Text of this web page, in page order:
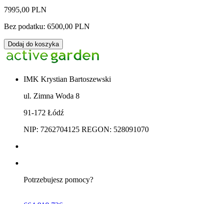
7995,00 PLN
Bez podatku: 6500,00 PLN
Dodaj do koszyka
IMK Krystian Bartoszewski
ul. Zimna Woda 8
91-172 Łódź
NIP: 7262704125 REGON: 528091070
Potrzebujesz pomocy?